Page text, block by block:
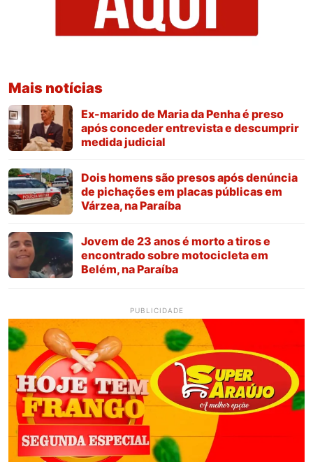
Mais notícias
Ex-marido de Maria da Penha é preso
após conceder entrevista e descumprir
medida judicial
Dois homens são presos após denúncia
de pichações em placas públicas em
Várzea, na Paraíba
Jovem de 23 anos é morto a tiros e
encontrado sobre motocicleta em
Belém, na Paraíba
PUBLICIDADE